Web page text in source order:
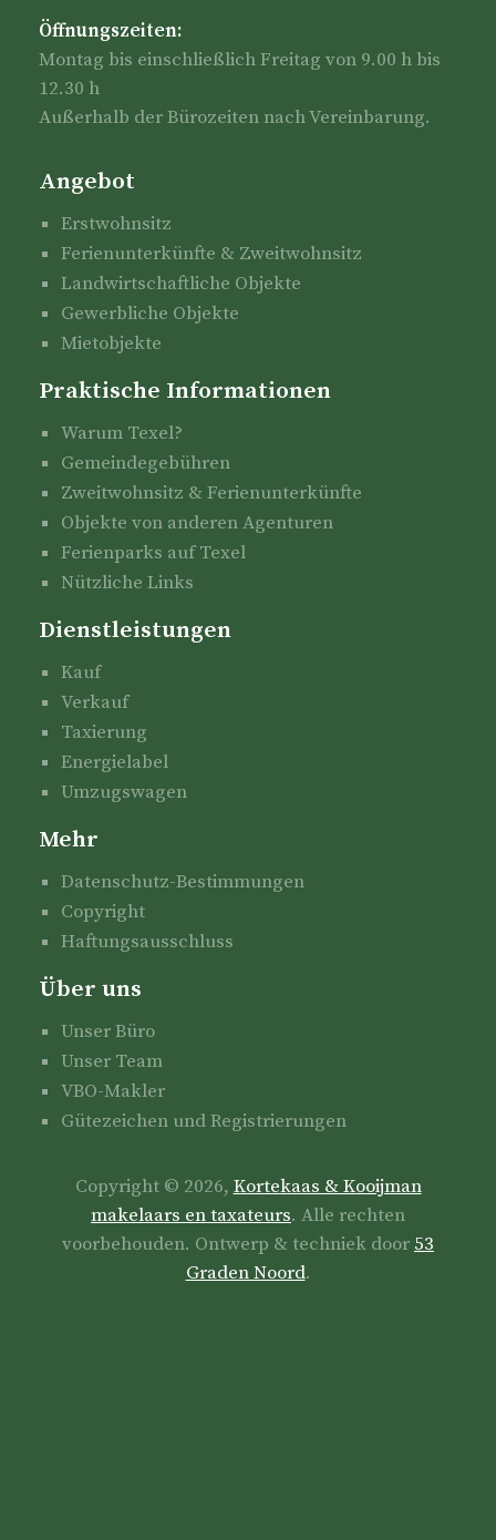
Angebot
Erstwohnsitz
Ferienunterkünfte & Zweitwohnsitz
Landwirtschaftliche Objekte
Gewerbliche Objekte
Mietobjekte
Praktische Informationen
Warum Texel?
Gemeindegebühren
Zweitwohnsitz & Ferienunterkünfte
Objekte von anderen Agenturen
Ferienparks auf Texel
Nützliche Links
Dienstleistungen
Kauf
Verkauf
Taxierung
Energielabel
Umzugswagen
Mehr
Datenschutz-Bestimmungen
Copyright
Haftungsausschluss
Über uns
Unser Büro
Unser Team
VBO-Makler
Gütezeichen und Registrierungen
Öffnungszeiten:
Montag bis einschließlich Freitag von 9.00 h bis
12.30 h
Außerhalb der Bürozeiten nach Vereinbarung.
Copyright © 2026, Kortekaas & Kooijman
makelaars en taxateurs. Alle rechten
voorbehouden. Ontwerp & techniek door 53
Graden Noord.